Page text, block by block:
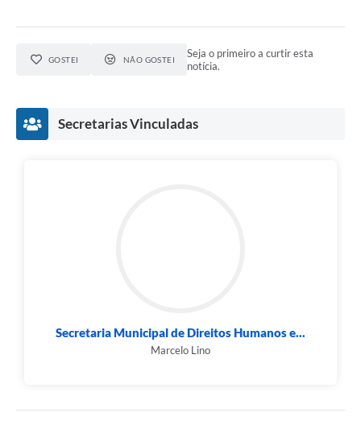
GOSTEI NÃO GOSTEI
Seja o primeiro a curtir esta
notícia.
Secretarias Vinculadas
Secretaria Municipal de Direitos Humanos e...
Marcelo Lino